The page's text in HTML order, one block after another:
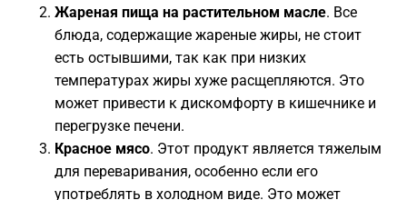
Жареная пища на растительном масле. Все
блюда, содержащие жареные жиры, не стоит
есть остывшими, так как при низких
температурах жиры хуже расщепляются. Это
может привести к дискомфорту в кишечнике и
перегрузке печени.
Красное мясо. Этот продукт является тяжелым
для переваривания, особенно если его
употреблять в холодном виде. Это может